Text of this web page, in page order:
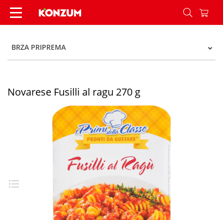
Novarese Fusilli al ragu 270 g - Konzum
BRZA PRIPREMA
Novarese Fusilli al ragu 270 g